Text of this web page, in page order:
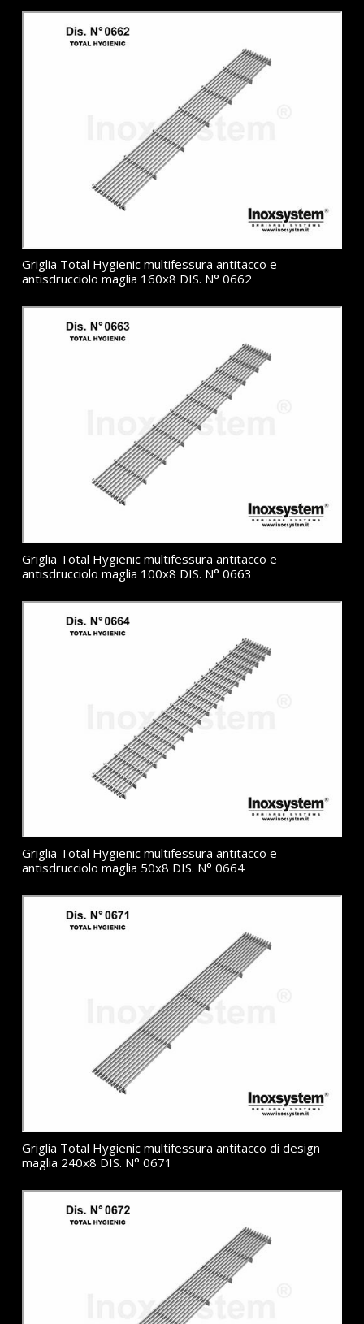
Griglia Total Hygienic multifessura antitacco e
antisdrucciolo maglia 160x8 DIS. N° 0662
Griglia Total Hygienic multifessura antitacco e
antisdrucciolo maglia 100x8 DIS. N° 0663
Griglia Total Hygienic multifessura antitacco e
antisdrucciolo maglia 50x8 DIS. N° 0664
Griglia Total Hygienic multifessura antitacco di design
maglia 240x8 DIS. N° 0671